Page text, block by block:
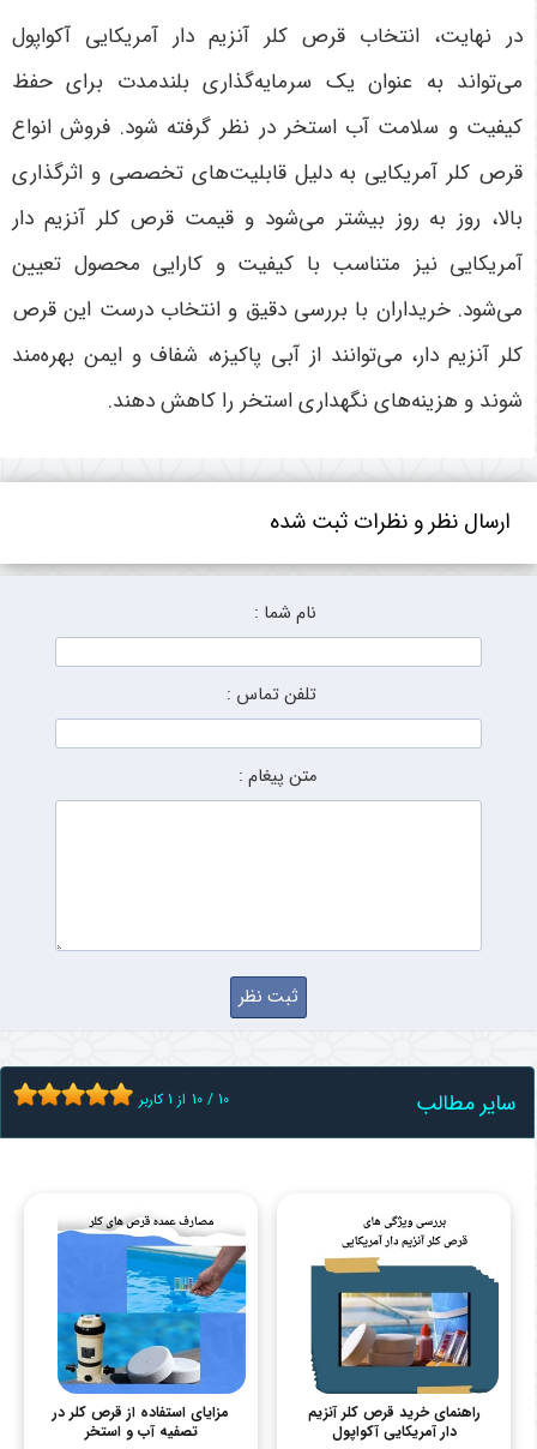
در نهایت، انتخاب قرص کلر آنزیم دار آمریکایی آکواپول
می‌تواند به عنوان یک سرمایه‌گذاری بلندمدت برای حفظ
کیفیت و سلامت آب استخر در نظر گرفته شود. فروش انواع
قرص کلر آمریکایی به دلیل قابلیت‌های تخصصی و اثرگذاری
بالا، روز به روز بیشتر می‌شود و قیمت قرص کلر آنزیم دار
آمریکایی نیز متناسب با کیفیت و کارایی محصول تعیین
می‌شود. خریداران با بررسی دقیق و انتخاب درست این قرص
کلر آنزیم دار، می‌توانند از آبی پاکیزه، شفاف و ایمن بهره‌مند
شوند و هزینه‌های نگهداری استخر را کاهش دهند.
ارسال نظر و نظرات ثبت شده
نام شما :
تلفن تماس :
متن پیغام :
سایر مطالب 10 / 10 از 1کاربر
راهنمای خرید قرص کلر آنزیم
دار آمریکایی آکواپول
مزایای استفاده از قرص کلر در
تصفیه آب و استخر